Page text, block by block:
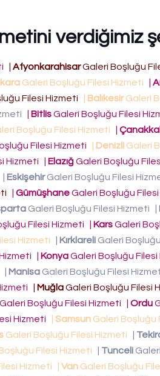
verdiğimiz
AfyonkarahisarGaleri Boşluğu
Galeri Boşluğu Filesi Hizmeti
Filesi Hizmeti BalıkesirGaleri
BitlisGaleri Boşluğu Filesi
Boşluğu Filesi Hizmeti
Filesi Hizmeti Denizli Galeri
Hizmeti ElazığGaleri Boşluğu
EskişehirGaleri Boşluğu Filesi
GümüşhaneGaleri Boşluğu
Galeri Boşluğu Filesi Hizmeti
Filesi Hizmeti KarsGaleri
Hizmeti Kırklareli Galeri
KonyaGaleri Boşluğu Filesi
Manisa Galeri Boşluğu Filesi
MuğlaGaleri Boşluğu Filesi
Galeri Boşluğu Filesi Hizmeti Ordu
Hizmeti Samsun Galeri Boşluğu
Galeri Boşluğu Filesi Hizmeti
Filesi Hizmeti Tunceli
Hizmeti Van Galeri Boşluğu